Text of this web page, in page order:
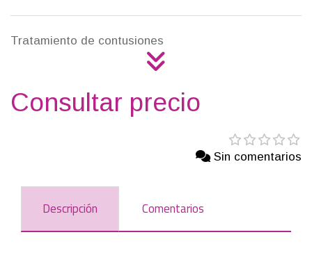
Tratamiento de contusiones
Consultar precio
Sin comentarios
Descripción Comentarios